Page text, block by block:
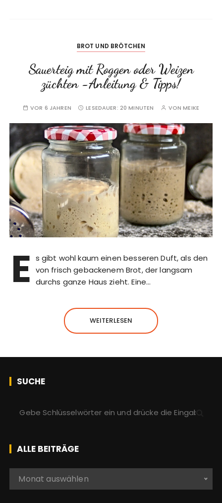
BROT UND BRÖTCHEN
Sauerteig mit Roggen oder Weizen
züchten -Anleitung & Tipps!
VOR 6 JAHREN LESEDAUER: 20 MINUTEN VONMEIKE
E s gibt wohl kaum einen besseren Duft, als den
von frisch gebackenem Brot, der langsam
durchs ganze Haus zieht. Eine…
WEITERLESEN
SUCHE
h
e
n
c
ALLE BEITRÄGE
Monat auswählen